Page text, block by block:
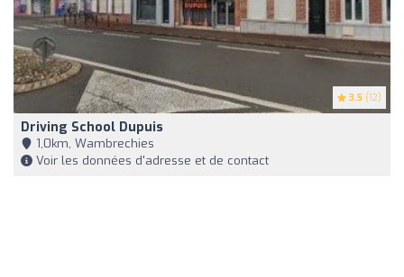
3.5 (12)
Driving School Dupuis
1,0km, Wambrechies
Voir les données d'adresse et de contact